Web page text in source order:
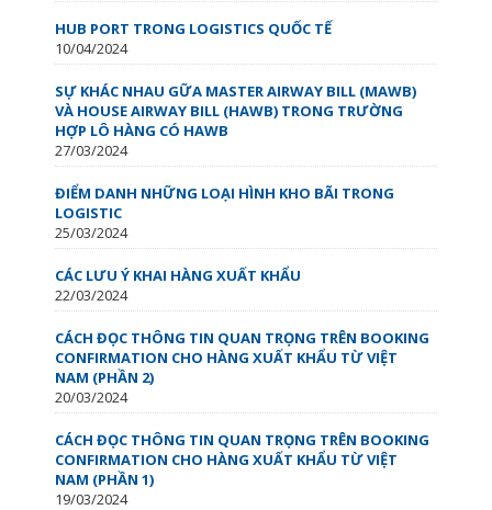
HUB PORT TRONG LOGISTICS QUỐC TẾ
10/04/2024
SỰ KHÁC NHAU GỮA MASTER AIRWAY BILL (MAWB)
VÀ HOUSE AIRWAY BILL (HAWB) TRONG TRƯỜNG
HỢP LÔ HÀNG CÓ HAWB
27/03/2024
ĐIỂM DANH NHỮNG LOẠI HÌNH KHO BÃI TRONG
LOGISTIC
25/03/2024
CÁC LƯU Ý KHAI HÀNG XUẤT KHẨU
22/03/2024
CÁCH ĐỌC THÔNG TIN QUAN TRỌNG TRÊN BOOKING
CONFIRMATION CHO HÀNG XUẤT KHẨU TỪ VIỆT
NAM (PHẦN 2)
20/03/2024
CÁCH ĐỌC THÔNG TIN QUAN TRỌNG TRÊN BOOKING
CONFIRMATION CHO HÀNG XUẤT KHẨU TỪ VIỆT
NAM (PHẦN 1)
19/03/2024